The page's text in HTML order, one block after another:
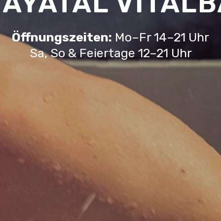
Öffnungszeiten: Mo–Fr 14–21 Uhr
Sa, So & Feiertage 12–21 Uhr